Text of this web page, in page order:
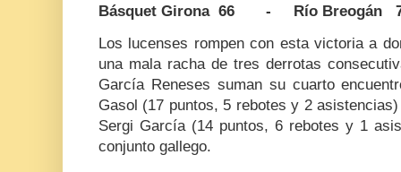
Básquet Girona 66 - Río Breogán
Los lucenses rompen con esta victoria a
una mala racha de tres derrotas
García Reneses suman su cuarto
Gasol (17 puntos, 5 rebotes y 2
Sergi García (14 puntos, 6 rebotes y 1
conjunto gallego.